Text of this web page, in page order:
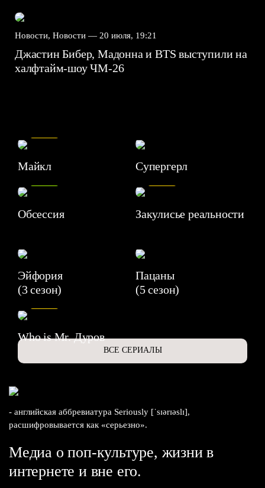
Новости, Новости — 20 июля, 19:21
Джастин Бибер, Мадонна и BTS выступили на
халфтайм-шоу ЧМ-26
Майкл Супергерл
Обсессия
7.1
Закулисье реальности
Эйфория
(3 сезон)
Пацаны
(5 сезон)
Who is Mr. Дуров
ВСЕ СЕРИАЛЫ
- английская аббревиатура Seriously [ˈsɪərɪəslɪ],
расшифровывается как «серьезно».
Медиа о поп-культуре, жизни в
интернете и вне его.